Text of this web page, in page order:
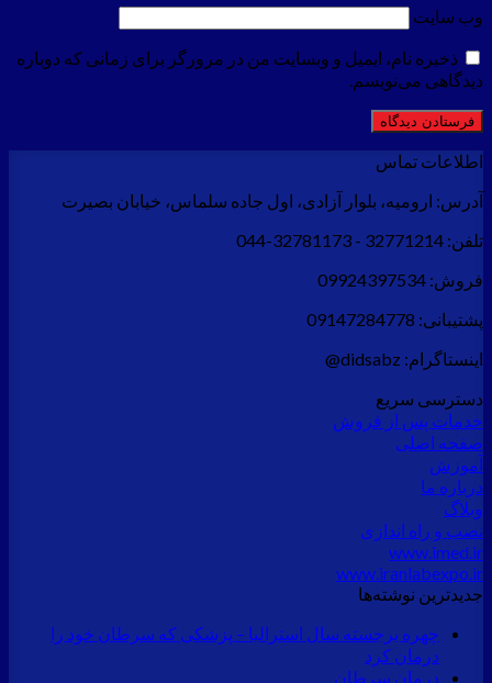
وب‌ سایت
ذخیره نام، ایمیل و وبسایت من در مرورگر برای زمانی که دوباره
دیدگاهی می‌نویسم.
اطلاعات تماس
آدرس: ارومیه، بلوار آزادی، اول جاده سلماس، خیابان بصیرت
تلفن: 32771214 - 32781173-044
فروش: 09924397534
پشتیبانی: 09147284778
اینستاگرام: didsabz@
دسترسی سریع
خدمات پس از فروش
صفحه اصلی
آموزش
درباره ما
وبلاگ
نصب و راه اندازی
www.imed.ir
www.iranlabexpo.ir
جدید‌ترین نوشته‌ها
چهره برجسته سال استرالیا – پزشکی که سرطان خود را
درمان کرد
درمان سرطان